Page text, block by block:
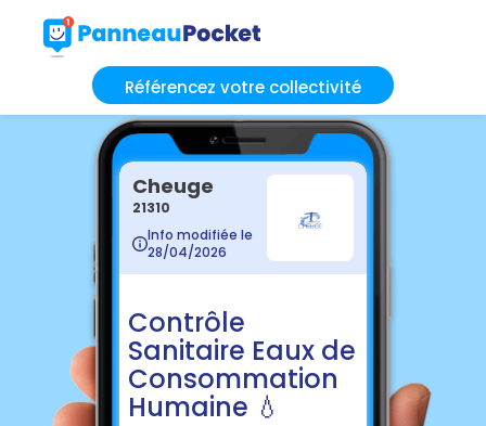
Référencez votre collectivité
Cheuge
21310
Info modifiée le
28/04/2026
Contrôle
Sanitaire Eaux de
Consommation
Humaine 💧